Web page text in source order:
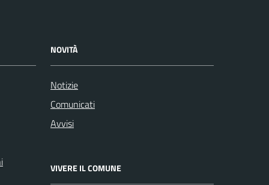
NOVITÀ
Notizie
Comunicati
Avvisi
VIVERE IL COMUNE